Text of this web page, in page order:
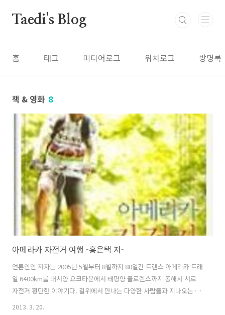
Taedi's Blog
홈 태그 미디어로그 위치로그 방명록
책 & 영화 8
아메라카 자전거 여행 -홍은택 저-
언론인인 저자는 2005년 5월부터 8월까지 80일간 트랜스 아메리카 트래
일 6400km를 대서양 요크타운에서 태평양 플로렌스까지 동해서 서로
자전거 횡단한 이야기다. 길위에서 만나는 다양한 사람들과 지나오는 곳
의 역사를 소개하고 초보라이더에서 진정한 라이더로 변해가는 자신의
2013. 3. 20.